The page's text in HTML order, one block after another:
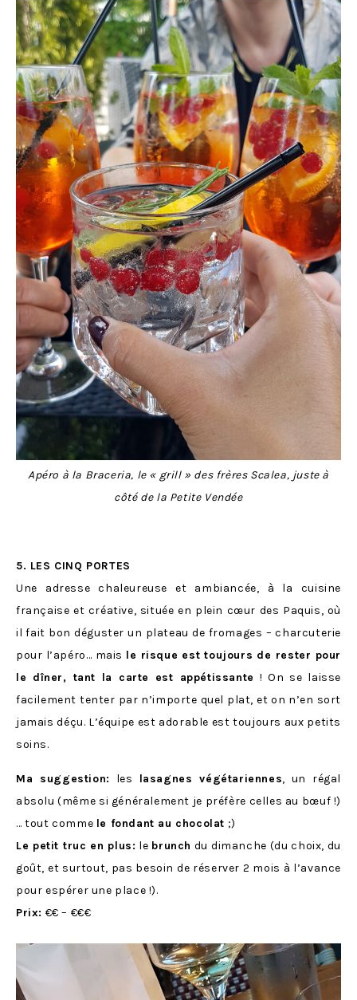
Apéro à la Braceria, le « grill » des frères Scalea, juste à
côté de la Petite Vendée
5. LES CINQ PORTES
Une adresse chaleureuse et ambiancée, à la cuisine
française et créative, située en plein cœur des Paquis, où
il fait bon déguster un plateau de fromages – charcuterie
pour l’apéro… mais le risque est toujours de rester pour
le dîner, tant la carte est appétissante ! On se laisse
facilement tenter par n’importe quel plat, et on n’en sort
jamais déçu. L’équipe est adorable est toujours aux petits
soins.
Ma suggestion: les lasagnes végétariennes, un régal
absolu (même si généralement je préfère celles au bœuf !)
… tout comme le fondant au chocolat ;)
Le petit truc en plus: le brunch du dimanche (du choix, du
goût, et surtout, pas besoin de réserver 2 mois à l’avance
pour espérer une place !).
Prix: €€ – €€€